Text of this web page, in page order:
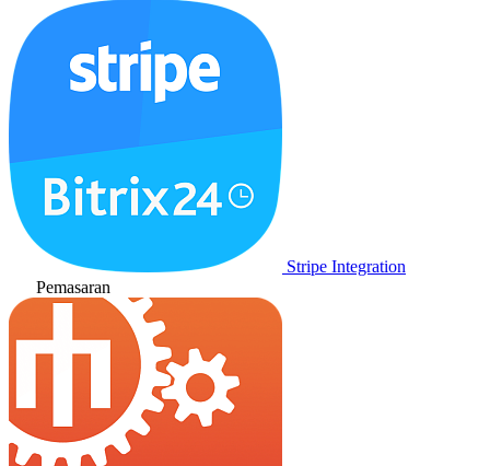
Stripe Integration
Pemasaran